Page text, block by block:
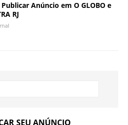
Anúncio em O GLOBO e
RJ
SEU ANÚNCIO